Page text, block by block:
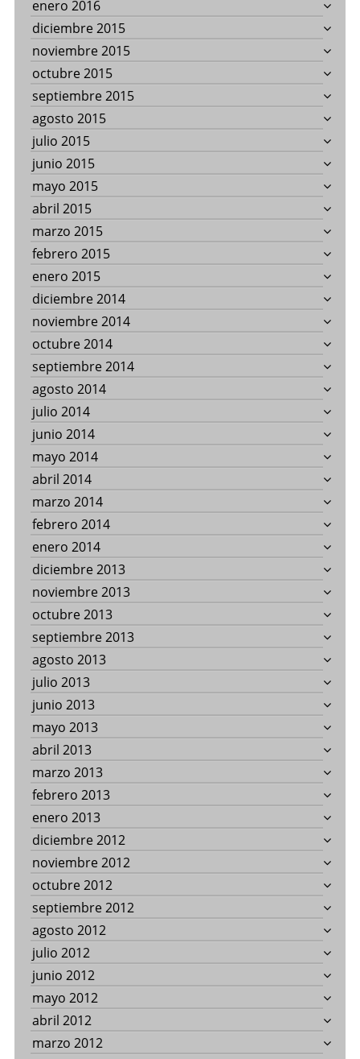
enero 2016
diciembre 2015
noviembre 2015
octubre 2015
septiembre 2015
agosto 2015
julio 2015
junio 2015
mayo 2015
abril 2015
marzo 2015
febrero 2015
enero 2015
diciembre 2014
noviembre 2014
octubre 2014
septiembre 2014
agosto 2014
julio 2014
junio 2014
mayo 2014
abril 2014
marzo 2014
febrero 2014
enero 2014
diciembre 2013
noviembre 2013
octubre 2013
septiembre 2013
agosto 2013
julio 2013
junio 2013
mayo 2013
abril 2013
marzo 2013
febrero 2013
enero 2013
diciembre 2012
noviembre 2012
octubre 2012
septiembre 2012
agosto 2012
julio 2012
junio 2012
mayo 2012
abril 2012
marzo 2012